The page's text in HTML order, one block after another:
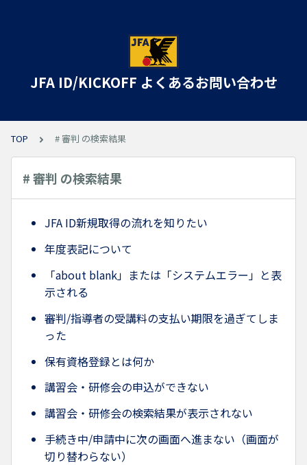
JFA ID/KICKOFF よくあるお問い合わせ
TOP # 審判 の検索結果
# 審判 の検索結果
JFA ID新規取得の流れを知りたい
年度表記について
「about blank」または「システムエラー」と表
示される
審判/指導者の受講料の支払い期限を過ぎてしま
った
保有資格登録とは何か
講習会・研修会の申込ができない
講習会・研修会の検索結果が表示されない
手続き中/申請中に次の画面へ進まない（画面が
切り替わらない）